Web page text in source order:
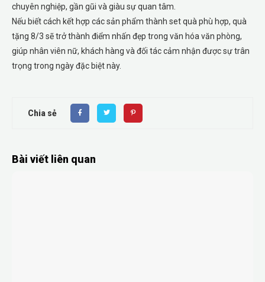
chuyên nghiệp, gần gũi và giàu sự quan tâm.
Nếu biết cách kết hợp các sản phẩm thành set quà phù hợp, quà
tặng 8/3 sẽ trở thành điểm nhấn đẹp trong văn hóa văn phòng,
giúp nhân viên nữ, khách hàng và đối tác cảm nhận được sự trân
trọng trong ngày đặc biệt này.
Chia sẻ
Bài viết liên quan